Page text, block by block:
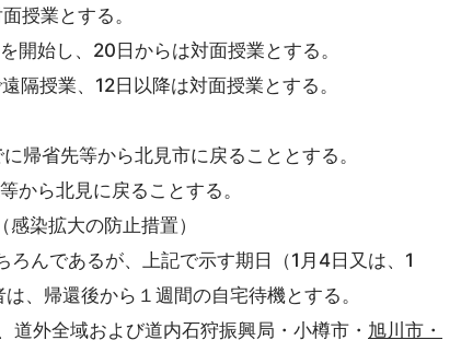
授業とする。
開始し、20日からは対面授業とする。
隔授業、12日以降は対面授業とする。
帰省先等から北見市に戻ることとする。
から北見に戻ることする。
染拡大の防止措置）
んであるが、上記で示す期日（1月4日又は、1
帰還後から１週間の自宅待機とする。
外全域および道内石狩振興局・小樽市・ 旭川市・